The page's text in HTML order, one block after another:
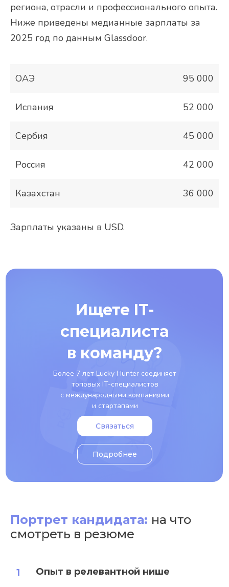
региона, отрасли и профессионального опыта.
Ниже приведены медианные зарплаты за
2025 год по данным Glassdoor.
ОАЭ 95 000
Испания 52 000
Сербия 45 000
Россия 42 000
Казахстан 36 000
Зарплаты указаны в USD.
Более 7 лет Lucky Hunter соединяет
топовых IT-специалистов
с международными компаниями
и стартапами
Ищете IT-
специалиста
в команду?
Связаться
Подробнее
Портрет кандидата: на что
смотреть в резюме
Опыт в релевантной нише